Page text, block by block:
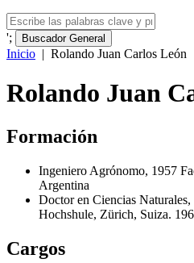
'; Buscador General
Inicio | Rolando Juan Carlos León
Rolando Juan
Formación
Ingeniero Agrónomo, 1957
Argentina
Doctor en Ciencias
Hochshule, Zürich, Suiza.
Cargos